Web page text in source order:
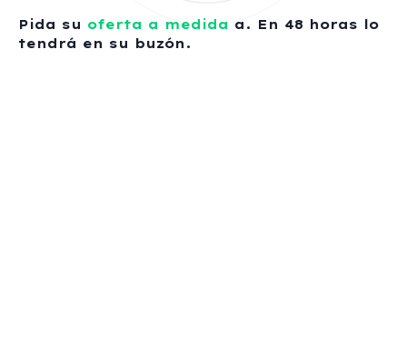
Pida su oferta a medida a. En 48 horas lo
tendrá en su buzón.